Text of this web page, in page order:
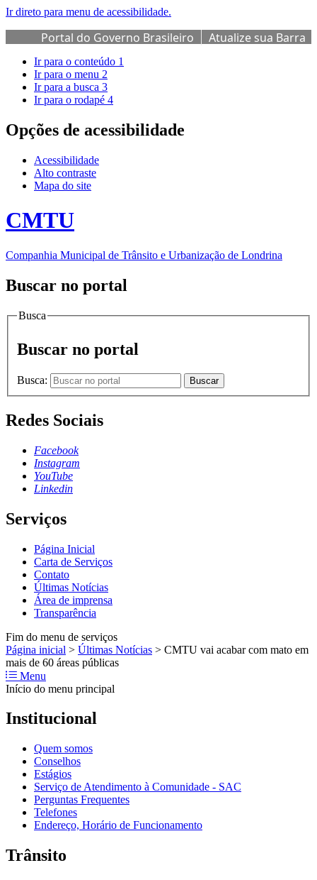
Ir direto para menu de acessibilidade.
Portal do Governo Brasileiro
Atualize sua Barra
de Governo
Ir para o conteúdo 1
Ir para o menu 2
Ir para a busca 3
Ir para o rodapé 4
Opções de acessibilidade
Acessibilidade
Alto contraste
Mapa do site
CMTU
Companhia Municipal de Trânsito e Urbanização de Londrina
Buscar no portal
Busca
Buscar no portal
Busca: Buscar
Redes Sociais
Facebook
Instagram
YouTube
Linkedin
Serviços
Página Inicial
Carta de Serviços
Contato
Últimas Notícias
Área de imprensa
Transparência
Fim do menu de serviços
Página inicial > Últimas Notícias > CMTU vai acabar com mato em
mais de 60 áreas públicas
Menu
Início do menu principal
Institucional
Quem somos
Conselhos
Estágios
Serviço de Atendimento à Comunidade - SAC
Perguntas Frequentes
Telefones
Endereço, Horário de Funcionamento
Trânsito